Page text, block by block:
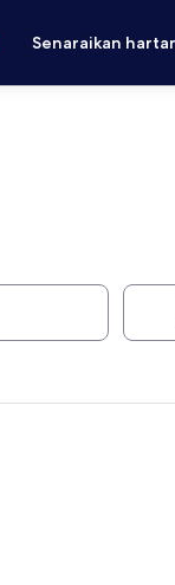
Senaraikan